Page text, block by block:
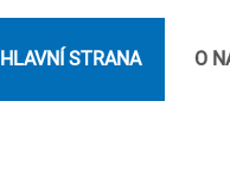
HLAVNÍ STRANA O